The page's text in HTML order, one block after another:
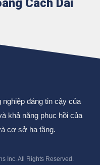
Cách Dài
đáng tin cậy của
khả năng phục hồi của
cơ sở hạ tầng.
Inc.All Rights Reserved.